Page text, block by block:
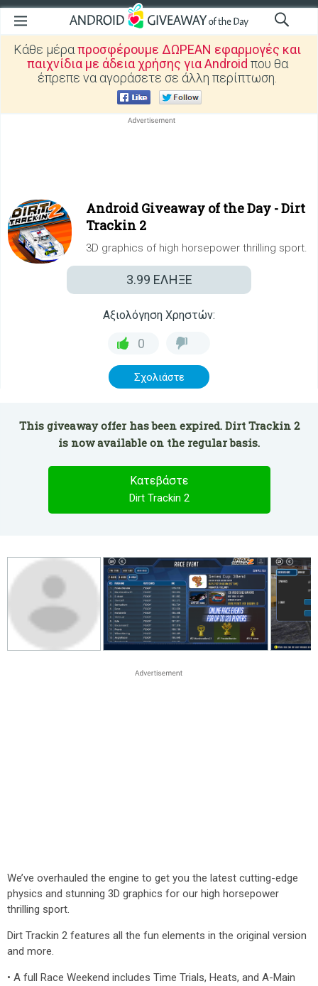
Κάθε μέραπροσφέρουμε ΔΩΡΕΑΝ εφαρμογές και
παιχνίδια με άδεια χρήσης για Android που θα
έπρεπε να αγοράσετε σε άλλη περίπτωση.
Android Giveaway of the Day -Dirt
Trackin 2
3D graphics of high horsepower thrilling sport.
3.99 ΕΛΗΞΕ
Αξιολόγηση Χρηστών:
0
Σχολιάστε
This giveaway offer has been expired. Dirt Trackin 2
is now available on the regular basis.
Κατεβάστε
Dirt Trackin 2
We’ve overhauled the engine to get you the latest cutting-edge
physics and stunning 3D graphics for our high horsepower
thrilling sport.
Dirt Trackin 2 features all the fun elements in the original version
and more.
• A full Race Weekend includes Time Trials, Heats, and A-Main